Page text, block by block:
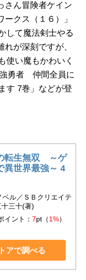
さん冒険者ケイン
クス（１６）」
して魔法剣士やる
が深刻ですが、
使い魔もかわいく
勇者 仲間全員に
す 7巻」などが登
転生無双 ～ゲ
異世界最強～ 4
ル／ＳＢクリエイテ
三十(著)
ント： 7pt（1%）
アで調べる